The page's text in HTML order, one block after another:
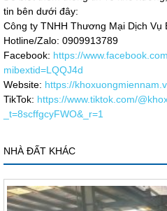
tin bên dưới đây:
Công ty TNHH Thương Mại Dịch Vụ
Hotline/Zalo: 0909913789
Facebook: https://
mibextid=LQQJ4d
Website: https://
TikTok: https://www.tiktok.com/
_t=8scffgcyFWO&_r=1
NHÀ ĐẤT KHÁC